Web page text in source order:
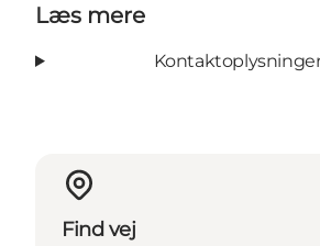
Læs mere
Find vej